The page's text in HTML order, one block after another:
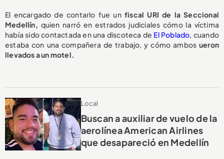
El encargado de contarlo fue unfiscal URI de la Seccional
Medellín, quien narró en estrados judiciales cómo la víctima
había sido contactada en una discoteca de El Poblado, cuando
estaba con una compañera de trabajo, y cómo ambos ueron
llevados a un motel.
Local
Buscan a auxiliar de vuelo de la
aerolínea American Airlines
que desapareció en Medellín